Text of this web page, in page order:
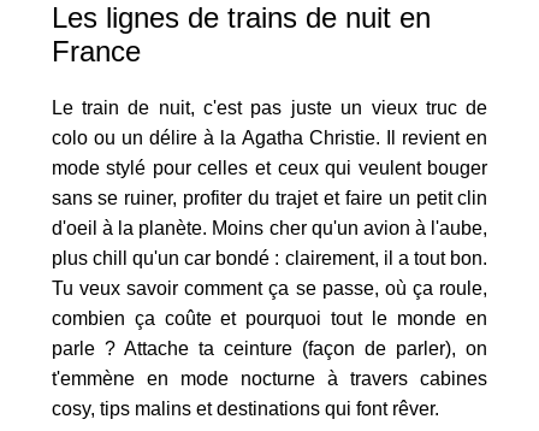
Les lignes de trains de nuit en
France
Le train de nuit, c'est pas juste un vieux truc de
colo ou un délire à la Agatha Christie. Il revient en
mode stylé pour celles et ceux qui veulent bouger
sans se ruiner, profiter du trajet et faire un petit clin
d'oeil à la planète. Moins cher qu'un avion à l'aube,
plus chill qu'un car bondé : clairement, il a tout bon.
Tu veux savoir comment ça se passe, où ça roule,
combien ça coûte et pourquoi tout le monde en
parle ? Attache ta ceinture (façon de parler), on
t'emmène en mode nocturne à travers cabines
cosy, tips malins et destinations qui font rêver.